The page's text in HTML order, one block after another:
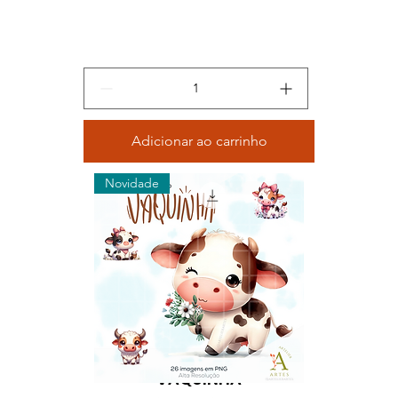
Adicionar ao carrinho
Novidade
KIT DIGITAL ILUSTRADO -
VAQUINHA